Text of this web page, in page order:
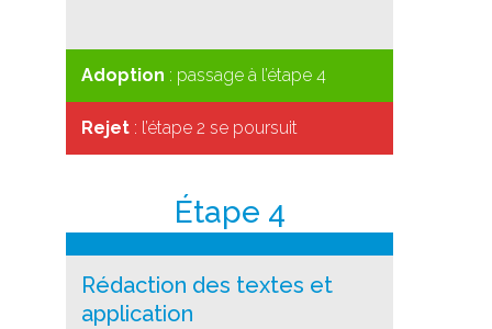
Adoption : passage à l’étape 4
Rejet : l’étape 2 se poursuit
Étape 4
Rédaction des textes et
application